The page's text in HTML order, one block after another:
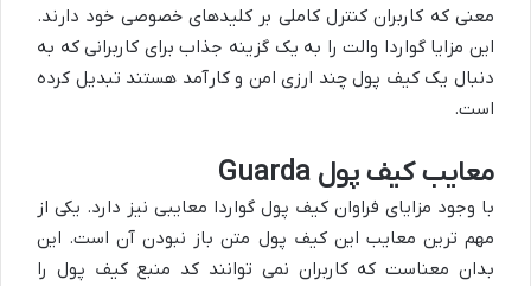
معنی که کاربران کنترل کاملی بر کلیدهای خصوصی خود دارند.
این مزایا گواردا والت را به یک گزینه جذاب برای کاربرانی که به
دنبال یک کیف پول چند ارزی امن و کارآمد هستند تبدیل کرده
است.
معایب کیف پول Guarda
با وجود مزایای فراوان کیف پول گواردا معایبی نیز دارد. یکی از
مهم ترین معایب این کیف پول متن باز نبودن آن است. این
بدان معناست که کاربران نمی توانند کد منبع کیف پول را